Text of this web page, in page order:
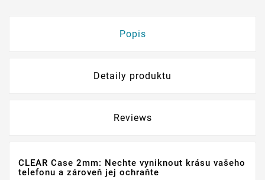
Popis
Detaily produktu
Reviews
CLEAR Case 2mm: Nechte vyniknout krásu vašeho
telefonu a zároveň jej ochraňte